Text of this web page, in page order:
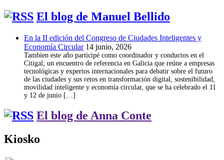
El blog de Manuel Bellido
En la II edición del Congreso de Ciudades Inteligentes y
Economía Circular 14 junio, 2026
Tambien este año participé como coordinador y conductos en el
Citigal; un encuentro de referencia en Galicia que reúne a empresas
tecnológicas y expertos internacionales para debatir sobre el futuro
de las ciudades y sus retos en transformación digital, sostenibilidad,
movilidad inteligente y economía circular, que se ha celebrado el 11
y 12 de junio […]
El blog de Anna Conte
Kiosko